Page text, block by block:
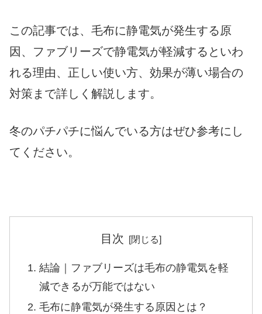
この記事では、毛布に静電気が発生する原
因、ファブリーズで静電気が軽減するといわ
れる理由、正しい使い方、効果が薄い場合の
対策まで詳しく解説します。
冬のパチパチに悩んでいる方はぜひ参考にし
てください。
目次
結論｜ファブリーズは毛布の静電気を軽
減できるが万能ではない
毛布に静電気が発生する原因とは？